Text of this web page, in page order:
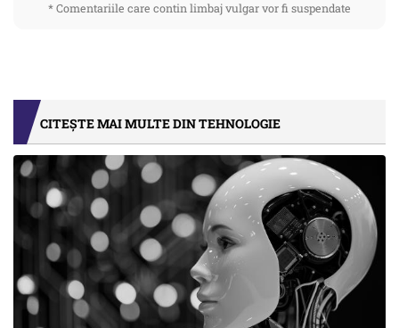
* Comentariile care contin limbaj vulgar vor fi suspendate
CITEȘTE MAI MULTE DIN TEHNOLOGIE